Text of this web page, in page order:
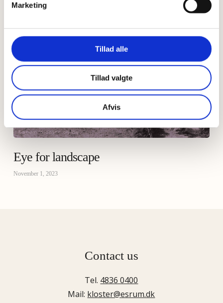
Marketing
Tillad alle
Tillad valgte
Afvis
Eye for landscape
November 1, 2023
Contact us
Tel. 4836 0400
Mail: kloster@esrum.dk